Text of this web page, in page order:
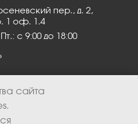
пер., д. 2,
1 оф. 1.4
с 9:00 до 18:00
сайта